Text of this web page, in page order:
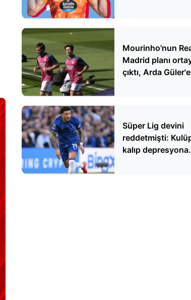
Mourinho'nun
Madrid planı
çıktı, Arda Güler'e
Süper Lig devini
reddetmişti:
kalıp depresyona